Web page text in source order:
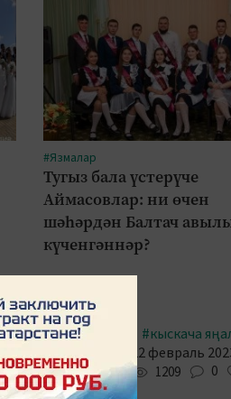
#Язмалар
Тугыз бала үстерүче
Аймасовлар: ни өчен
шәһәрдән Балтач
күченгәннәр?
#кыскача
22 февраль
1209 0